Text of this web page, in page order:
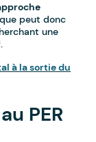
peut donc
une
à la sortie du
PER